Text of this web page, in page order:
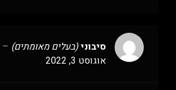
סיבוני(בעלים מאומתים) –
אוגוסט 3, 2022